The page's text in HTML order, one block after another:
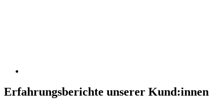
Erfahrungsberichte unserer Kund:innen